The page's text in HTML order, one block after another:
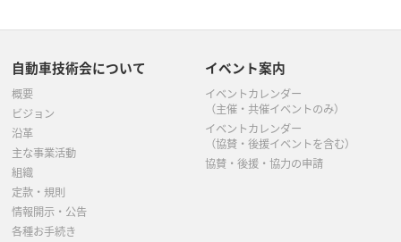
自動車技術会について
概要
ビジョン
沿革
主な事業活動
組織
定款・規則
情報開示・公告
各種お手続き
イベント案内
イベントカレンダー
（主催・共催イベントのみ）
イベントカレンダー
（協賛・後援イベントを含む）
協賛・後援・協力の申請